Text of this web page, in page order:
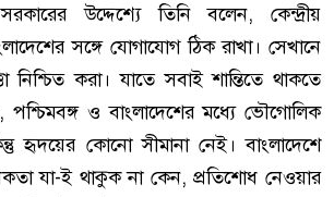
উদ্দেশ্যে তিনি বলেন, কেন্দ্রীয়
সঙ্গে যোগাযোগ ঠিক রাখা। সেখানে
নিশ্চিত করা। যাতে সবাই শান্তিতে থাকতে
ও বাংলাদেশের মধ্যে ভৌগোলিক
হৃদয়ের কোনো সীমানা নেই। বাংলাদেশে
যা-ই থাকুক না কেন, প্রতিশোধ নেওয়ার